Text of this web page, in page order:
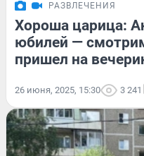
РАЗВЛЕЧЕНИЯ
Хороша царица:
юбилей —
пришел на
26 июня, 2025, 15:30 3 241